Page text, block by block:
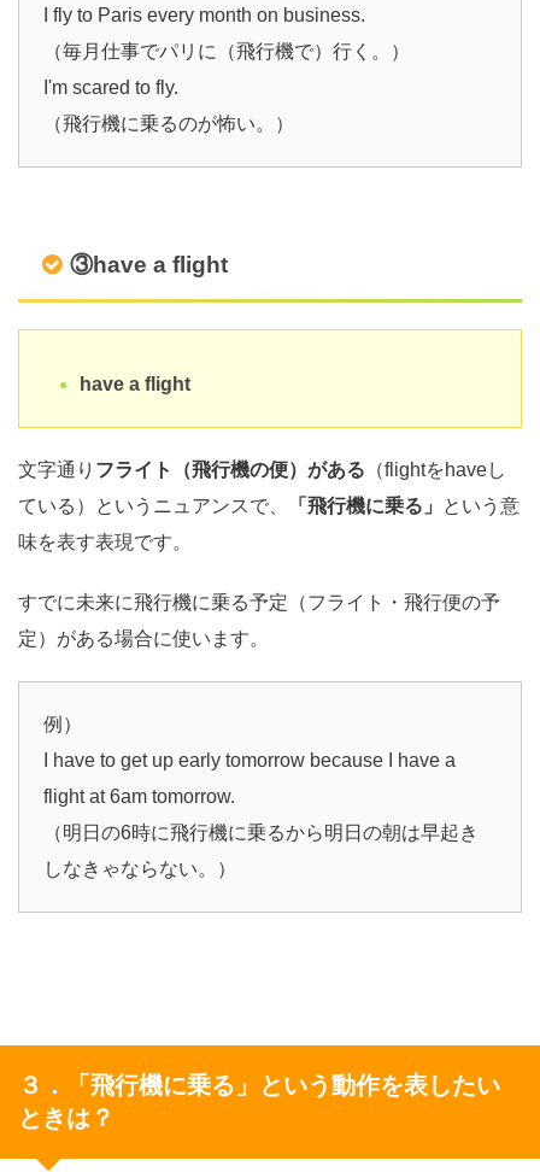
I fly to Paris every month on business.
（毎月仕事でパリに（飛行機で）行く。）
I'm scared to fly.
（飛行機に乗るのが怖い。）
③have a flight
have a flight
文字通り フライト（飛行機の便）がある （flightをhaveし
ている）というニュアンスで、
「飛行機に乗る」
という意
味を表す表現です。
すでに未来に飛行機に乗る予定（フライト・飛行便の予
定）がある場合に使います。
例）
I have to get up early tomorrow because I have a
flight at 6am tomorrow.
（明日の6時に飛行機に乗るから明日の朝は早起き
しなきゃならない。）
３．「飛行機に乗る」という動作を表したい
ときは？